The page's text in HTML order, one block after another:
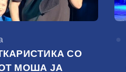
СО
МОША ЈА